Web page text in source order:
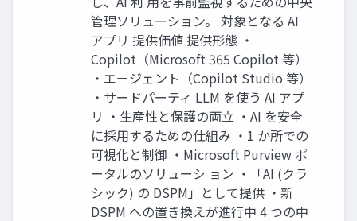
管理ソリューション。 対象となる AI
アプリ 提供価値 提供形態 ・
Copilot（Microsoft 365 Copilot 等）
・エージェント（Copilot Studio 等）
・サードパーティ LLM を使う AI アプ
リ ・生産性と保護の両立 ・AI を安全
に採用するための仕組み ・1 か所での
可視化と制御 ・Microsoft Purview ポ
ータルのソリューシ ョン ・「AI (クラ
シック) の DSPM」として提供 ・新
DSPM への置き換えが進行中 4 つの中